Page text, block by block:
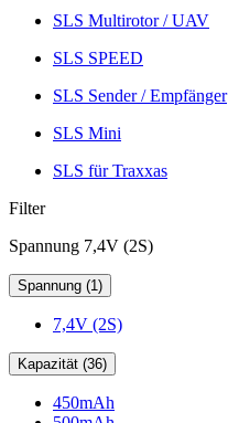
SLS Multirotor / UAV
SLS SPEED
SLS Sender / Empfänger
SLS Mini
SLS für Traxxas
Filter
Spannung 7,4V (2S)
Spannung (1)
7,4V (2S)
Kapazität (36)
450mAh